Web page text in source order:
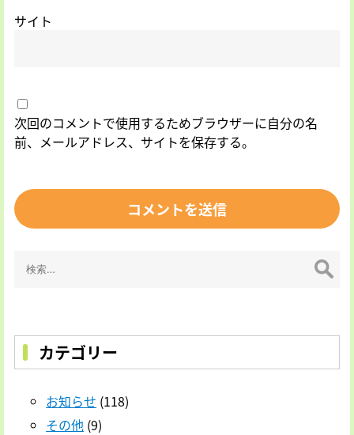
サイト
次回のコメントで使用するためブラウザーに自分の名
前、メールアドレス、サイトを保存する。
索:
カテゴリー
お知らせ (118)
その他 (9)